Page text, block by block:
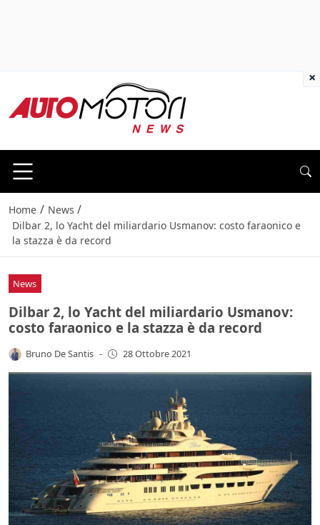
Home / News /
Dilbar 2, lo Yacht del miliardario Usmanov: costo faraonico e
la stazza è da record
News
Dilbar 2, lo Yacht del miliardario Usmanov:
costo faraonico e la stazza è da record
Bruno De Santis - 28 Ottobre 2021
×